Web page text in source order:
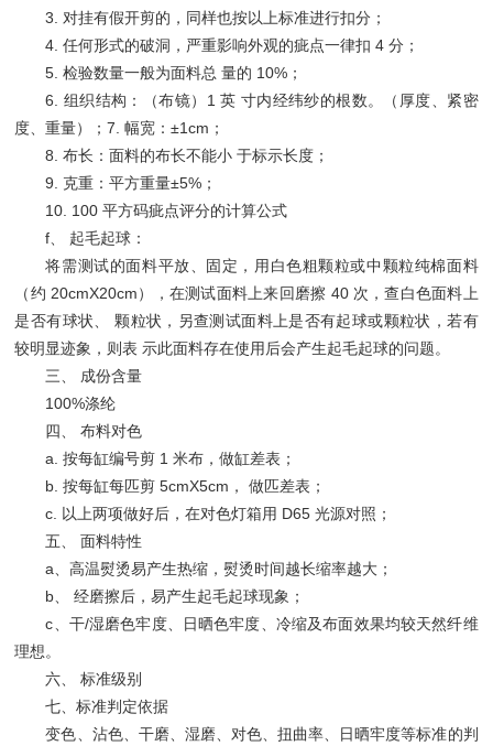
3. 对挂有假开剪的，同样也按以上标准进行扣分；
4. 任何形式的破洞，严重影响外观的疵点一律扣 4 分；
5. 检验数量一般为面料总 量的 10%；
6. 组织结构：（布镜）1 英 寸内经纬纱的根数。（厚度、紧密
度、重量）；7. 幅宽：±1cm；
8. 布长：面料的布长不能小 于标示长度；
9. 克重：平方重量±5%；
10. 100 平方码疵点评分的计算公式
f、 起毛起球：
将需测试的面料平放、固定，用白色粗颗粒或中颗粒纯棉面料
（约 20cmX20cm），在测试面料上来回磨擦 40 次，查白色面料上
是否有球状、 颗粒状，另查测试面料上是否有起球或颗粒状，若有
较明显迹象，则表 示此面料存在使用后会产生起毛起球的问题。
三、 成份含量
100%涤纶
四、 布料对色
a. 按每缸编号剪 1 米布，做缸差表；
b. 按每缸每匹剪 5cmX5cm， 做匹差表；
c. 以上两项做好后，在对色灯箱用 D65 光源对照；
五、 面料特性
a、高温熨烫易产生热缩，熨烫时间越长缩率越大；
b、 经磨擦后，易产生起毛起球现象；
c、干/湿磨色牢度、日晒色牢度、冷缩及布面效果均较天然纤维
理想。
六、 标准级别
七、标准判定依据
变色、沾色、干磨、湿磨、对色、扭曲率、日晒牢度等标准的判